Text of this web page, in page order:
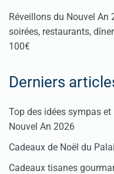
Réveillons du Nouvel An
soirées, restaurants,
100€
Derniers
Top des idées sympas
Nouvel An 2026
Cadeaux de Noël du
Cadeaux tisanes